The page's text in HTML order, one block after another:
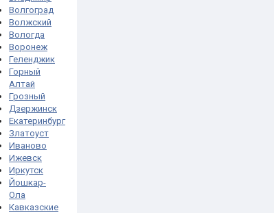
Волгоград
Волжский
Вологда
Воронеж
Геленджик
Горный
Алтай
Грозный
Дзержинск
Екатеринбург
Златоуст
Иваново
Ижевск
Иркутск
Йошкар-
Ола
Кавказские